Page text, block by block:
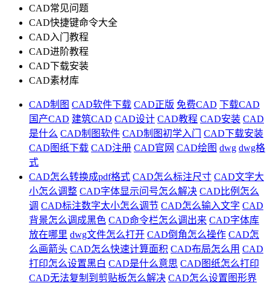
CAD常见问题
CAD快捷键命令大全
CAD入门教程
CAD进阶教程
CAD下载安装
CAD素材库
CAD制图 CAD软件下载 CAD正版 免费CAD 下载CAD
国产CAD 建筑CAD CAD设计 CAD教程 CAD安装 CAD
是什么 CAD制图软件 CAD制图初学入门
CAD下载安装
CAD图纸下载 CAD注册 CAD官网 CAD绘图 dwg dwg格
式
CAD怎么转换成pdf格式 CAD怎么标注尺寸 CAD文字大
小怎么调整 CAD字体显示问号怎么解决 CAD比例怎么
调 CAD标注数字太小怎么调节 CAD怎么输入文字 CAD
背景怎么调成黑色 CAD命令栏怎么调出来 CAD字体库
放在哪里 dwg文件怎么打开 CAD倒角怎么操作 CAD怎
么画箭头 CAD怎么快速计算面积 CAD布局怎么用 CAD
打印怎么设置黑白 CAD是什么意思 CAD图纸怎么打印
CAD无法复制到剪贴板怎么解决 CAD怎么设置图形界